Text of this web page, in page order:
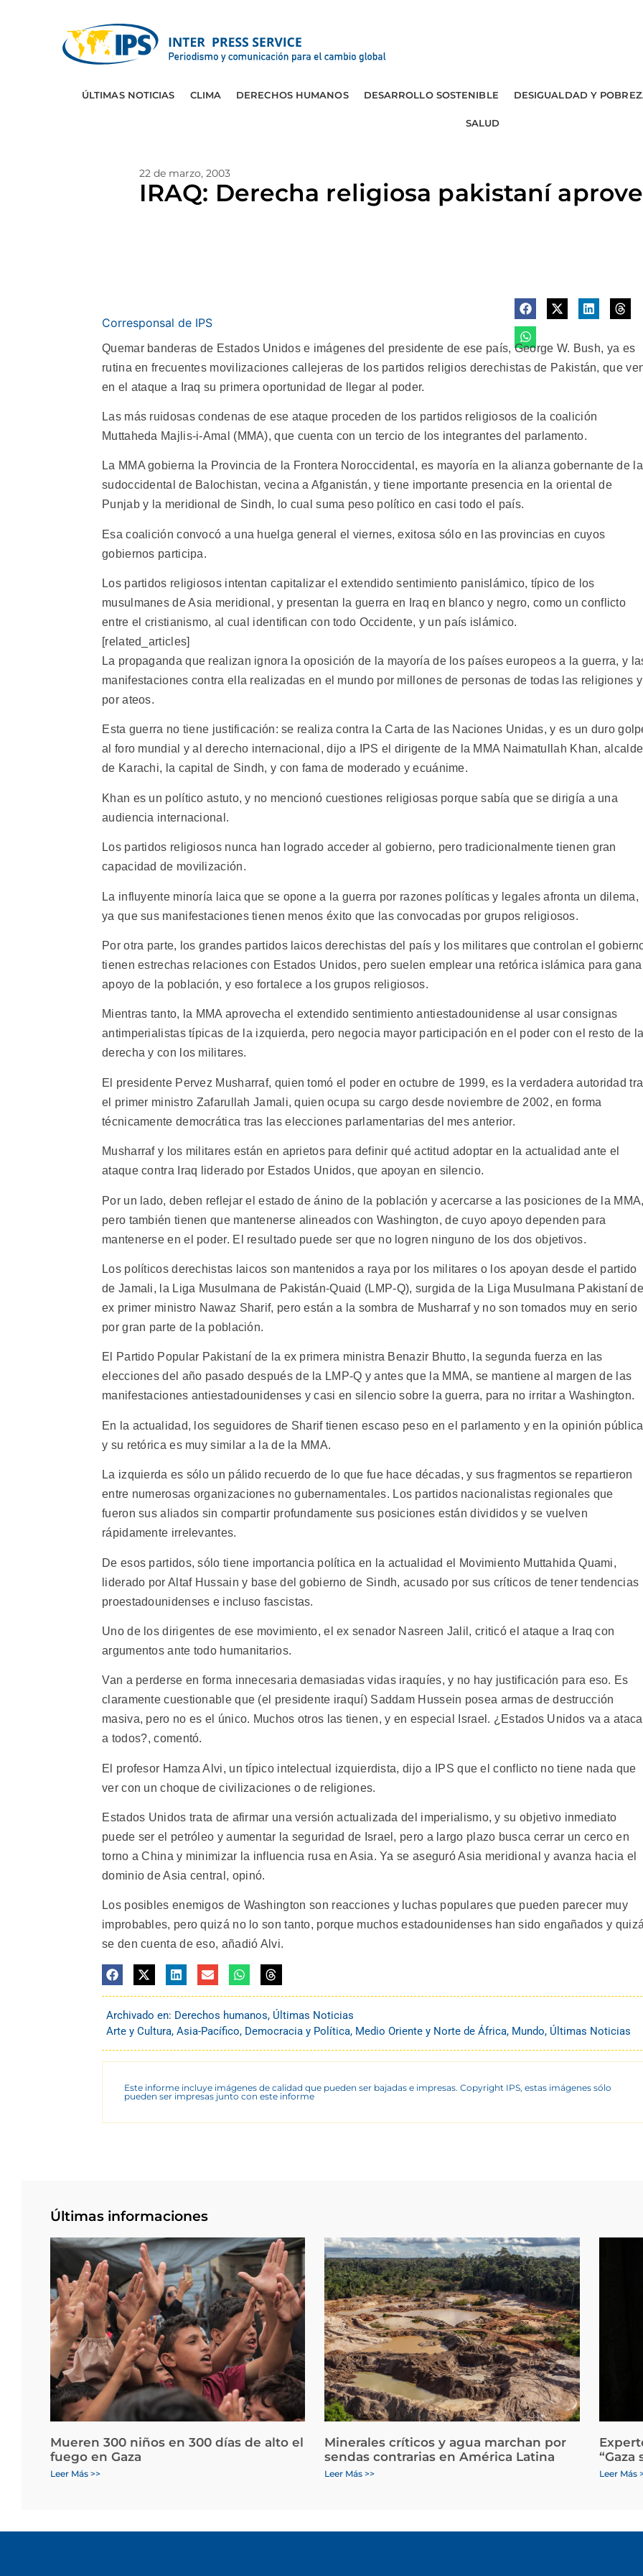
ÚLTIMAS NOTICIAS CLIMA DERECHOS HUMANOS DESARROLLO SOSTENIBLE DESIGUALDAD Y
SALUD
22 de marzo, 2003
IRAQ: Derecha religiosa pakistaní
Corresponsal de IPS
Quemar banderas de Estados Unidos e imágenes del presidente de ese país, George W. Bush, ya es
rutina en frecuentes movilizaciones callejeras de los partidos religios derechistas de Pakistán, que
en el ataque a Iraq su primera oportunidad de llegar al poder.
Las más ruidosas condenas de ese ataque proceden de los partidos religiosos de la coalición
Muttaheda Majlis-i-Amal (MMA), que cuenta con un tercio de los integrantes del parlamento.
La MMA gobierna la Provincia de la Frontera Noroccidental, es mayoría en la alianza gobernante de la
sudoccidental de Balochistan, vecina a Afganistán, y tiene importante presencia en la oriental de
Punjab y la meridional de Sindh, lo cual suma peso político en casi todo el país.
Esa coalición convocó a una huelga general el viernes, exitosa sólo en las provincias en cuyos
gobiernos participa.
Los partidos religiosos intentan capitalizar el extendido sentimiento panislámico, típico de los
musulmanes de Asia meridional, y presentan la guerra en Iraq en blanco y negro, como un conflicto
entre el cristianismo, al cual identifican con todo Occidente, y un país islámico.
[related_articles]
La propaganda que realizan ignora la oposición de la mayoría de los países europeos a la guerra, y
manifestaciones contra ella realizadas en el mundo por millones de personas de todas las religiones y
por ateos.
Esta guerra no tiene justificación: se realiza contra la Carta de las Naciones Unidas, y es un duro
al foro mundial y al derecho internacional, dijo a IPS el dirigente de la MMA Naimatullah Khan, alcalde
de Karachi, la capital de Sindh, y con fama de moderado y ecuánime.
Khan es un político astuto, y no mencionó cuestiones religiosas porque sabía que se dirigía a una
audiencia internacional.
Los partidos religiosos nunca han logrado acceder al gobierno, pero tradicionalmente tienen gran
capacidad de movilización.
La influyente minoría laica que se opone a la guerra por razones políticas y legales afronta un dilema,
ya que sus manifestaciones tienen menos éxito que las convocadas por grupos religiosos.
Por otra parte, los grandes partidos laicos derechistas del país y los militares que controlan el
tienen estrechas relaciones con Estados Unidos, pero suelen emplear una retórica islámica para
apoyo de la población, y eso fortalece a los grupos religiosos.
Mientras tanto, la MMA aprovecha el extendido sentimiento antiestadounidense al usar consignas
antimperialistas típicas de la izquierda, pero negocia mayor participación en el poder con el resto de
derecha y con los militares.
El presidente Pervez Musharraf, quien tomó el poder en octubre de 1999, es la verdadera autoridad
el primer ministro Zafarullah Jamali, quien ocupa su cargo desde noviembre de 2002, en forma
técnicamente democrática tras las elecciones parlamentarias del mes anterior.
Musharraf y los militares están en aprietos para definir qué actitud adoptar en la actualidad ante el
ataque contra Iraq liderado por Estados Unidos, que apoyan en silencio.
Por un lado, deben reflejar el estado de ánino de la población y acercarse a las posiciones de la
pero también tienen que mantenerse alineados con Washington, de cuyo apoyo dependen para
mantenerse en el poder. El resultado puede ser que no logren ninguno de los dos objetivos.
Los políticos derechistas laicos son mantenidos a raya por los militares o los apoyan desde el partido
de Jamali, la Liga Musulmana de Pakistán-Quaid (LMP-Q), surgida de la Liga Musulmana Pakistaní
ex primer ministro Nawaz Sharif, pero están a la sombra de Musharraf y no son tomados muy en serio
por gran parte de la población.
El Partido Popular Pakistaní de la ex primera ministra Benazir Bhutto, la segunda fuerza en las
elecciones del año pasado después de la LMP-Q y antes que la MMA, se mantiene al margen de las
manifestaciones antiestadounidenses y casi en silencio sobre la guerra, para no irritar a Washington.
En la actualidad, los seguidores de Sharif tienen escaso peso en el parlamento y en la opinión
y su retórica es muy similar a la de la MMA.
La izquierda es sólo un pálido recuerdo de lo que fue hace décadas, y sus fragmentos se repartieron
entre numerosas organizaciones no gubernamentales. Los partidos nacionalistas regionales que
fueron sus aliados sin compartir profundamente sus posiciones están divididos y se vuelven
rápidamente irrelevantes.
De esos partidos, sólo tiene importancia política en la actualidad el Movimiento Muttahida Quami,
liderado por Altaf Hussain y base del gobierno de Sindh, acusado por sus críticos de tener tendencias
proestadounidenses e incluso fascistas.
Uno de los dirigentes de ese movimiento, el ex senador Nasreen Jalil, criticó el ataque a Iraq con
argumentos ante todo humanitarios.
Van a perderse en forma innecesaria demasiadas vidas iraquíes, y no hay justificación para eso. Es
claramente cuestionable que (el presidente iraquí) Saddam Hussein posea armas de destrucción
masiva, pero no es el único. Muchos otros las tienen, y en especial Israel. ¿Estados Unidos va a
a todos?, comentó.
El profesor Hamza Alvi, un típico intelectual izquierdista, dijo a IPS que el conflicto no tiene nada que
ver con un choque de civilizaciones o de religiones.
Estados Unidos trata de afirmar una versión actualizada del imperialismo, y su objetivo inmediato
puede ser el petróleo y aumentar la seguridad de Israel, pero a largo plazo busca cerrar un cerco en
torno a China y minimizar la influencia rusa en Asia. Ya se aseguró Asia meridional y avanza hacia el
dominio de Asia central, opinó.
Los posibles enemigos de Washington son reacciones y luchas populares que pueden parecer muy
improbables, pero quizá no lo son tanto, porque muchos estadounidenses han sido engañados y
se den cuenta de eso, añadió Alvi.
Archivado en: Derechos humanos, Últimas Noticias
Arte y Cultura, Asia-Pacífico, Democracia y Política, Medio Oriente y Norte de África, Mundo, Últimas Noticias
Este informe incluye imágenes de calidad que pueden ser bajadas e impresas. Copyright IPS, estas imágenes sólo
pueden ser impresas junto con este informe
Últimas informaciones
Mueren 300 niños en 300 días de alto el
fuego en Gaza
Leer Más >>
Minerales críticos y agua marchan por
sendas contrarias en América Latina
Leer Más >>
“Gaza
Leer Más